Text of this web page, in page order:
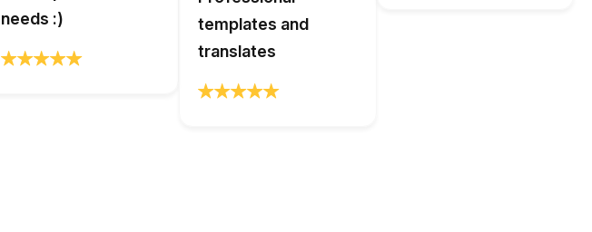
needs :)
templates and
translates